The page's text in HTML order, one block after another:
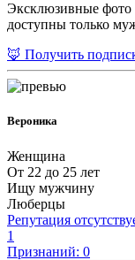
Эксклюзивные фото
доступны только
🦊 Получить
Вероника
Женщина
От 22 до 25 лет
Ищу мужчину
Люберцы
Репутация
1
Признаний: 0